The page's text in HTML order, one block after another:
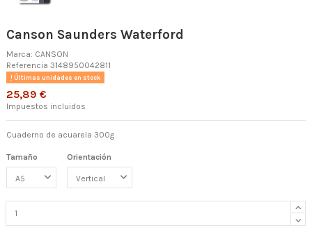
Canson Saunders Waterford
Marca: CANSON
Referencia 3148950042811
Últimas unidades en stock
25,89 €
Impuestos incluidos
Cuaderno de acuarela 300g
Tamaño Orientación